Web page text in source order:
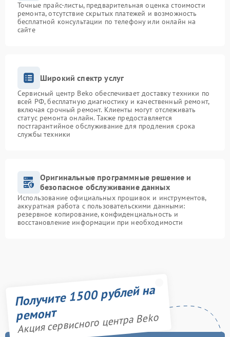
Точные прайс-листы, предварительная оценка стоимости
ремонта, отсутствие скрытых платежей и возможность
бесплатной консультации по телефону или онлайн на
сайте
Широкий спектр услуг
Сервисный центр Beko обеспечивает доставку техники по
всей РФ, бесплатную диагностику и качественный ремонт,
включая срочный ремонт. Клиенты могут отслеживать
статус ремонта онлайн. Также предоставляется
постгарантийное обслуживание для продления срока
службы техники
Оригинальные программные решение и
безопасное обслуживание данных
Использование официальных прошивок и инструментов,
аккуратная работа с пользовательскими данными:
резервное копирование, конфиденциальность и
восстановление информации при необходимости
Получите 1500 рублей на
ремонт
Акция сервисного центра Beko